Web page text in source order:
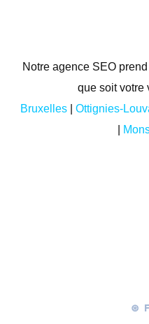
Notre agence SEO
que soit votre
Bruxelles| Ottignies-
⊛